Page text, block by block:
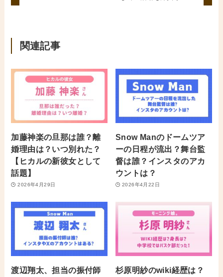
関連記事
加藤神楽の旦那は誰？離
婚理由は？いつ別れた？
【ヒカルの新彼女として
話題】
2026年4月29日
Snow Manのドームツア
ーの日程が流出？舞台監
督は誰？インスタのアカ
ウントは？
2026年4月22日
渡辺翔太、担当の振付師
杉原明紗のwiki経歴は？